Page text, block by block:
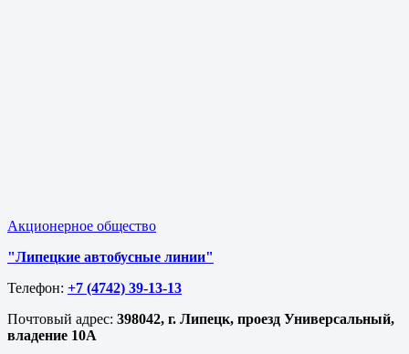
Акционерное общество
"Липецкие автобусные линии"
Телефон: +7 (4742) 39-13-13
Почтовый адрес: 398042, г. Липецк, проезд Универсальный,
владение 10А